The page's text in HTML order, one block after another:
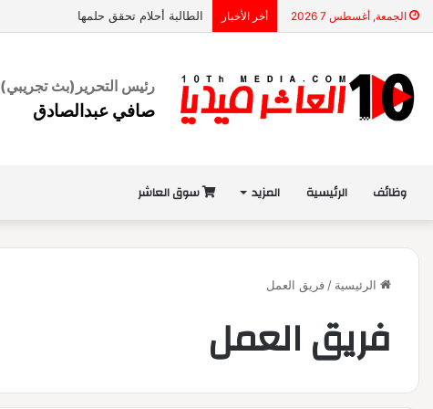
الجمعة, أغسطس 7 2026 أخر الأخبار الطالبة أحلام تحقق حلمها
رئيس التحرير (بث تجريبي)
صافي عبدالصادق
وظائف الرئيسية المزيد سوق العاشر
الرئيسية / فريق العمل
فريق العمل